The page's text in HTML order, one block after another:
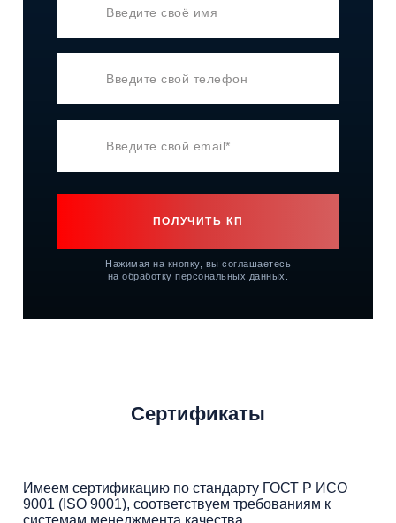
ПОЛУЧИТЬ КП
Нажимая на кнопку, вы соглашаетесь
на обработкуперсональных данных
Сертификаты
Имеем сертификацию по стандарту ГОСТ Р ИСО
9001 (ISO 9001), соответствуем требованиям к
системам менеджмента качества.